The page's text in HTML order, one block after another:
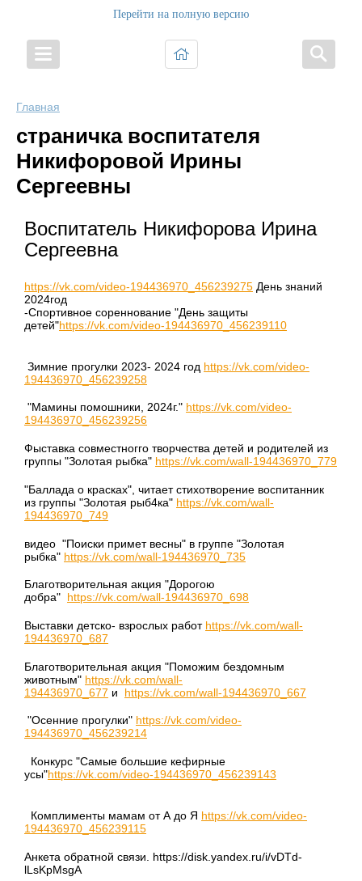
Перейти на полную версию
Главная
страничка воспитателя
Никифоровой Ирины
Сергеевны
Воспитатель Никифорова Ирина
Сергеевна
https://vk.com/video-194436970_456239275 День знаний
2024год
-Спортивное сореннование "День защиты
детей"https://vk.com/video-194436970_456239110
Зимние прогулки 2023- 2024 год https://vk.com/video-
194436970_456239258
"Мамины помошники, 2024г." https://vk.com/video-
194436970_456239256
Фыставка совместногго творчества детей и родителей из
группы "Золотая рыбка" https://vk.com/wall-194436970_779
"Баллада о красках", читает стихотворение воспитанник
из группы "Золотая рыб4ка" https://vk.com/wall-
194436970_749
видео "Поиски примет весны" в группе "Золотая
рыбка" https://vk.com/wall-194436970_735
Благотворительная акция "Дорогою
добра" https://vk.com/wall-194436970_698
Выставки детско- взрослых работ https://vk.com/wall-
194436970_687
Благотворительная акция "Поможим бездомным
животным" https://vk.com/wall-
194436970_677 и https://vk.com/wall-194436970_667
"Осенние прогулки" https://vk.com/video-
194436970_456239214
Конкурс "Самые большие кефирные
усы"https://vk.com/video-194436970_456239143
Комплименты мамам от А до Я https://vk.com/video-
194436970_456239115
Анкета обратной связи. https://disk.yandex.ru/i/vDTd-
lLsKpMsgA